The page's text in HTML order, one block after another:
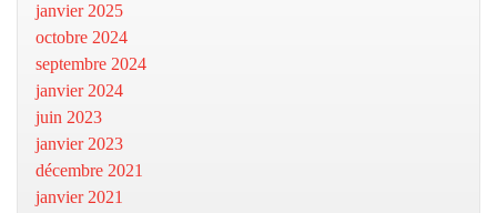
janvier 2025
octobre 2024
septembre 2024
janvier 2024
juin 2023
janvier 2023
décembre 2021
janvier 2021